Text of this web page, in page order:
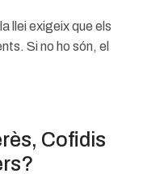
llei exigeix que els
Si no ho són, el
Cofidis